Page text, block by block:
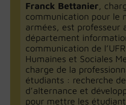
Franck Bettanier,
communication pour le
armées, est professeur
département
communication de
Humaines et Sociales
charge de la
étudiants : recherche
d’alternance et
pour mettre les